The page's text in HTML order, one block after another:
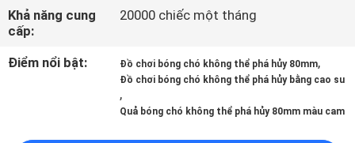
LIÊN
HỆ
CHÚNG
Khả năng cung
cấp:
20000 chiếc một tháng
Điểm nổi bật: Đồ chơi bóng chó không thể phá hủy 80mm,
Đồ chơi bóng chó không thể phá hủy bằng cao su
,
Quả bóng chó không thể phá hủy 80mm màu cam